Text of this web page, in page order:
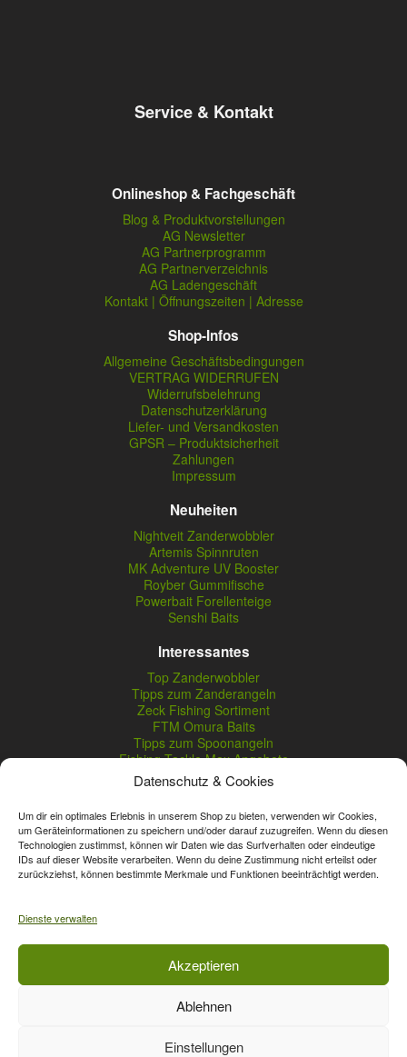
Datenschutz & Cookies
Um dir ein optimales Erlebnis in unserem Shop zu bieten, verwenden wir Cookies,
um Geräteinformationen zu speichern und/oder darauf zuzugreifen. Wenn du diesen
Technologien zustimmst, können wir Daten wie das Surfverhalten oder eindeutige
IDs auf dieser Website verarbeiten. Wenn du deine Zustimmung nicht erteilst oder
zurückziehst, können bestimmte Merkmale und Funktionen beeinträchtigt werden.
Dienste verwalten
Akzeptieren
Ablehnen
Einstellungen
Service & Kontakt
Onlineshop & Fachgeschäft
Blog & Produktvorstellungen
AG Newsletter
AG Partnerprogramm
AG Partnerverzeichnis
AG Ladengeschäft
Kontakt | Öffnungszeiten | Adresse
Shop-Infos
Allgemeine Geschäftsbedingungen
VERTRAG WIDERRUFEN
Widerrufsbelehrung
Datenschutzerklärung
Liefer- und Versandkosten
GPSR – Produktsicherheit
Zahlungen
Impressum
Neuheiten
Nightveit Zanderwobbler
Artemis Spinnruten
MK Adventure UV Booster
Royber Gummifische
Powerbait Forellenteige
Senshi Baits
Interessantes
Top Zanderwobbler
Tipps zum Zanderangeln
Zeck Fishing Sortiment
FTM Omura Baits
Tipps zum Spoonangeln
Fishing Tackle Max Angebote
Seika Pro Produkte
Nightveit Zanderwobbler
Vertrag widerrufen
Unsere Onlinepreise können günstiger sein.
Affiliate, Partner Rabatt-Codes und Aktionscodes gelten für das gesamte
Sortiment, davon ausgeschlossen sind Gutscheine, Sale-Produkte, Zeck
Codes gelten für das gesamte Sortiment.